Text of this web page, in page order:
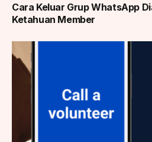
Cara Keluar Grup WhatsApp
Ketahuan Member